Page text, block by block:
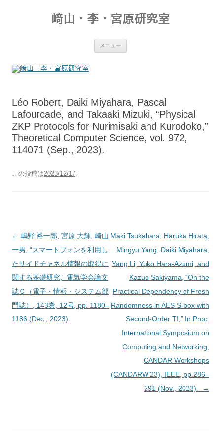
プ
﨑山・李・宮原研究室
メニュー
Léo Robert, Daiki Miyahara, Pascal
Lafourcade, and Takaaki Mizuki, “Physical
ZKP Protocols for Nurimisaki and Kurodoko,”
Theoretical Computer Science, vol. 972,
114071 (Sep., 2023).
この投稿は2023/12/17。
投
稿
ナ
ビ
ゲ
ー
シ
← 嶋野 裕一郎, 宮原 大輝, 崎山
一男, “スマートフォンを利用し
たサイドチャネル情報の取得に
関する基礎研究,” 電気学会論文
誌Ｃ（電子・情報・システム部
門誌）, 143巻, 12号, pp. 1180–
1186 (Dec., 2023).
Maki Tsukahara, Haruka Hirata,
Mingyu Yang, Daiki Miyahara,
Yang Li, Yuko Hara-Azumi, and
Kazuo Sakiyama, “On the
Practical Dependency of Fresh
Randomness in AES S-box with
Second-Order TI,” In Proc.
International Symposium on
Computing and Networking,
CANDAR Workshops
(CANDARW’23), IEEE, pp.286–
291 (Nov., 2023).
→